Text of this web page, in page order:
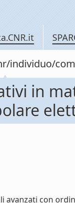
individuo/
in
avanzati con